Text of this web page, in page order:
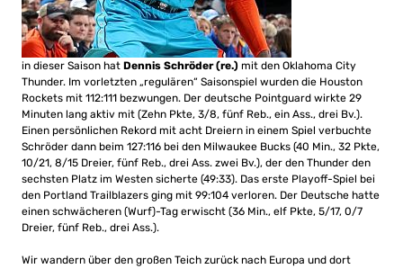
in dieser Saison hat Dennis Schröder (re.) mit den Oklahoma City
Thunder. Im vorletzten „regulären“ Saisonspiel wurden die Houston
Rockets mit 112:111 bezwungen. Der deutsche Pointguard wirkte 29
Minuten lang aktiv mit (Zehn Pkte, 3/8, fünf Reb., ein Ass., drei Bv.).
Einen persönlichen Rekord mit acht Dreiern in einem Spiel verbuchte
Schröder dann beim 127:116 bei den Milwaukee Bucks (40 Min., 32 Pkte,
10/21, 8/15 Dreier, fünf Reb., drei Ass. zwei Bv.), der den Thunder den
sechsten Platz im Westen sicherte (49:33). Das erste Playoff-Spiel bei
den Portland Trailblazers ging mit 99:104 verloren. Der Deutsche hatte
einen schwächeren (Wurf)-Tag erwischt (36 Min., elf Pkte, 5/17, 0/7
Dreier, fünf Reb., drei Ass.).
Wir wandern über den großen Teich zurück nach Europa und dort